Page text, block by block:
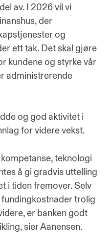
av. I 2026 vil vi
der
og
ett tak. Det skal gjøre
kundene og styrke vår
administrerende
og god aktivitet i
for videre vekst.
teknologi
å gi gradvis uttelling
i tiden fremover. Selv
trolig
er banken godt
sier Aanensen.